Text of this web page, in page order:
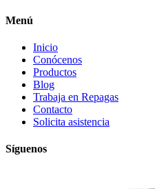
Menú
Inicio
Conócenos
Productos
Blog
Trabaja en Repagas
Contacto
Solicita asistencia
Síguenos